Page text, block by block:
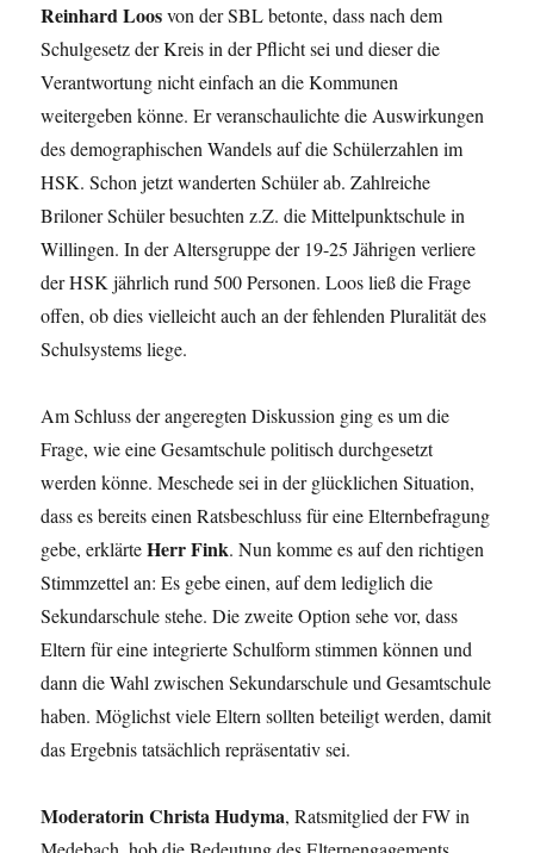
Reinhard Loosvon der SBL betonte, dass nach dem
Schulgesetz der Kreis in der Pflicht sei und dieser die
Verantwortung nicht einfach an die Kommunen
weitergeben könne. Er veranschaulichte die Auswirkungen
des demographischen Wandels auf die Schülerzahlen im
HSK. Schon jetzt wanderten Schüler ab. Zahlreiche
Briloner Schüler besuchten z.Z. die Mittelpunktschule in
Willingen. In der Altersgruppe der 19-25 Jährigen verliere
der HSK jährlich rund 500 Personen. Loos ließ die Frage
offen, ob dies vielleicht auch an der fehlenden Pluralität des
Schulsystems liege.
Am Schluss der angeregten Diskussion ging es um die
Frage, wie eine Gesamtschule politisch durchgesetzt
werden könne. Meschede sei in der glücklichen Situation,
dass es bereits einen Ratsbeschluss für eine Elternbefragung
gebe, erklärteHerr Fink. Nun komme es auf den richtigen
Stimmzettel an: Es gebe einen, auf dem lediglich die
Sekundarschule stehe. Die zweite Option sehe vor, dass
Eltern für eine integrierte Schulform stimmen können und
dann die Wahl zwischen Sekundarschule und Gesamtschule
haben. Möglichst viele Eltern sollten beteiligt werden, damit
das Ergebnis tatsächlich repräsentativ sei.
Moderatorin Christa Hudyma, Ratsmitglied der FW in